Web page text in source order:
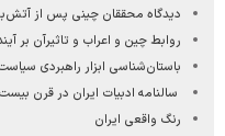
دیدگاه‌ محققان چینی پس از
روابط چین و اعراب و تاثیرآن بر
باستان‌شناسی ابزار راهبردی
سالنامه ادبیات ایران در قرن
رنگ واقعی ایران